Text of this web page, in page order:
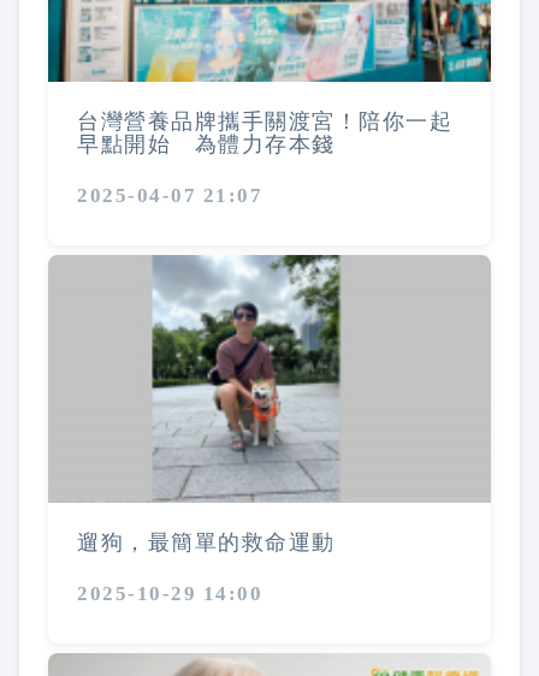
台灣營養品牌攜手關渡宮！陪你一起
早點開始 為體力存本錢
2025-04-07 21:07
遛狗，最簡單的救命運動
2025-10-29 14:00